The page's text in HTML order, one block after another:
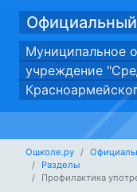
Муниципальное
учреждение
Ошколе.ру
Разделы
Профилактика